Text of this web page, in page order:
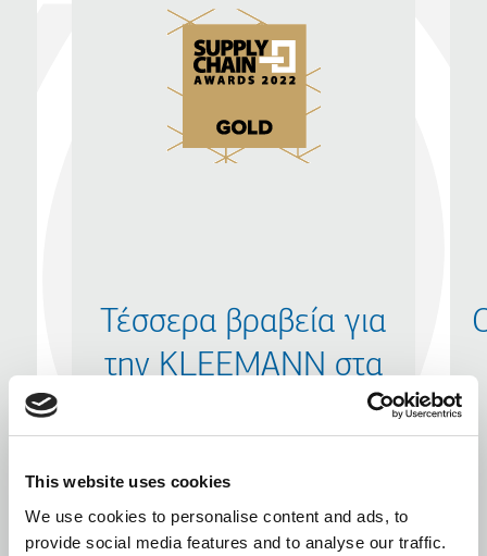
This website uses cookies
We use cookies to personalise content and ads, to
provide social media features and to analyse our traffic.
Τέσσερα βραβεία για
την KLEEMANN στα
Supply Chain Awards